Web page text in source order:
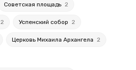
Советская площадь 2
2 Успенский собор 2
Церковь Михаила Архангела 2